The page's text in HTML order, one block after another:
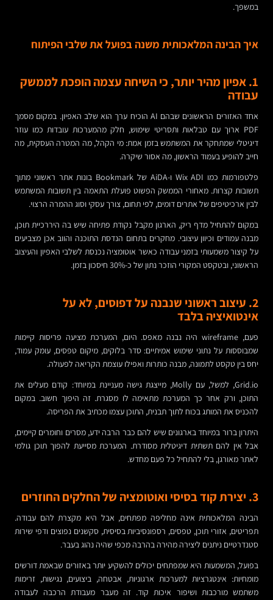
במשפך.
איך הבינה המלאכותית משנה בפועל את שלבי הפיתוח
1. אפיון מהיר יותר, כי השיחה עצמה הופכת לממשק
עבודה
אחד האזורים הראשונים שבהם AI הוכיח ערך הוא שלב האפיון. במקום מסמך
PDF ארוך עם טבלאות ותסריטי שימוש, חלק מהמערכות עובדות כמו עוזר
דיגיטלי שמתחקר את המשתמש בזמן אמת: מי הקהל, מה המטרה העסקית, מה
חייב להופיע בעמוד הראשון, מה אסור שיקרה.
פלטפורמות כמו Wix ADI ו-AiDA של Bookmark בונות אתר ראשוני מתוך
תשובות קצרות. מאחורי הממשק הפשוט פועלת התאמה בין תשובות המשתמש
לבין ארכיטיפים של אתרים דומים, לפי תחום, צורך עסקי וסוג ההמרה הרצוי.
במקום להתחיל מדף ריק, הארגון מקבל נקודת פתיחה שיש בה היררכיית תוכן,
מבנה עמודים וכיוון עיצובי. מחקרים בתחום הנדסת התוכנה והווב אכן מצביעים
על קיצור משמעותי בזמני עבודה כאשר אוטומציה נכנסת לשלבי האפיון והעיצוב
הראשוני, ובטקסט המקורי הוזכר נתון של כ-30% חיסכון בזמן.
2. עיצוב ראשוני שנבנה על דפוסים, לא על
אינטואיציה בלבד
פעם, wireframe היה נבנה מאפס. היום, המערכת מציעה פריסות קיימות
שמבוססות על נתוני שימוש אמיתיים: סדר בלוקים, מיקום טפסים, עומק עמוד,
יחס בין טקסט לתמונה, מבנה כותרות ואפילו עוצמת הקריאה לפעולה.
Grid.io, למשל, עם Molly, מייצגת גישה מעניינת במיוחד: קודם מעלים את
התוכן, ורק אחר כך המערכת מתאימה לו מסגרת. זה היפוך חשוב. במקום
להכניס את המותג בכוח לתוך תבנית, התוכן עצמו מכתיב את הפריסה.
היתרון ברור במיוחד בארגונים שיש להם כבר הרבה ידע, מסרים וחומרים קיימים,
אבל אין להם תשתית דיגיטלית מסודרת. המערכת מסייעת להפוך תוכן גולמי
לאתר מאורגן, בלי להתחיל כל פעם מחדש.
3. יצירת קוד בסיסי ואוטומציה של החלקים החוזרים
הבינה המלאכותית אינה מחליפה מפתחים, אבל היא מקצרת להם עבודה.
תפריטים, אזורי תוכן, טפסים, רספונסיביות בסיסית, סקשנים נפוצים ודפי שירות
סטנדרטיים ניתנים ליצירה מהירה בהרבה מכפי שהיה נהוג בעבר.
בפועל, המשמעות היא שמפתחים יכולים להשקיע יותר באזורים שבאמת דורשים
מומחיות: אינטגרציות למערכות ארגוניות, אבטחה, ביצועים, נגישות, זרימות
משתמש מורכבות ושיפור איכות קוד. זה מעבר מעבודת הרכבה לעבודה